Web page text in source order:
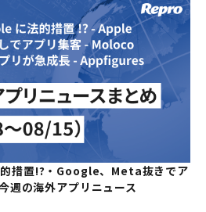
措置!?・Google、Meta抜きでア
週の海外アプリニュース